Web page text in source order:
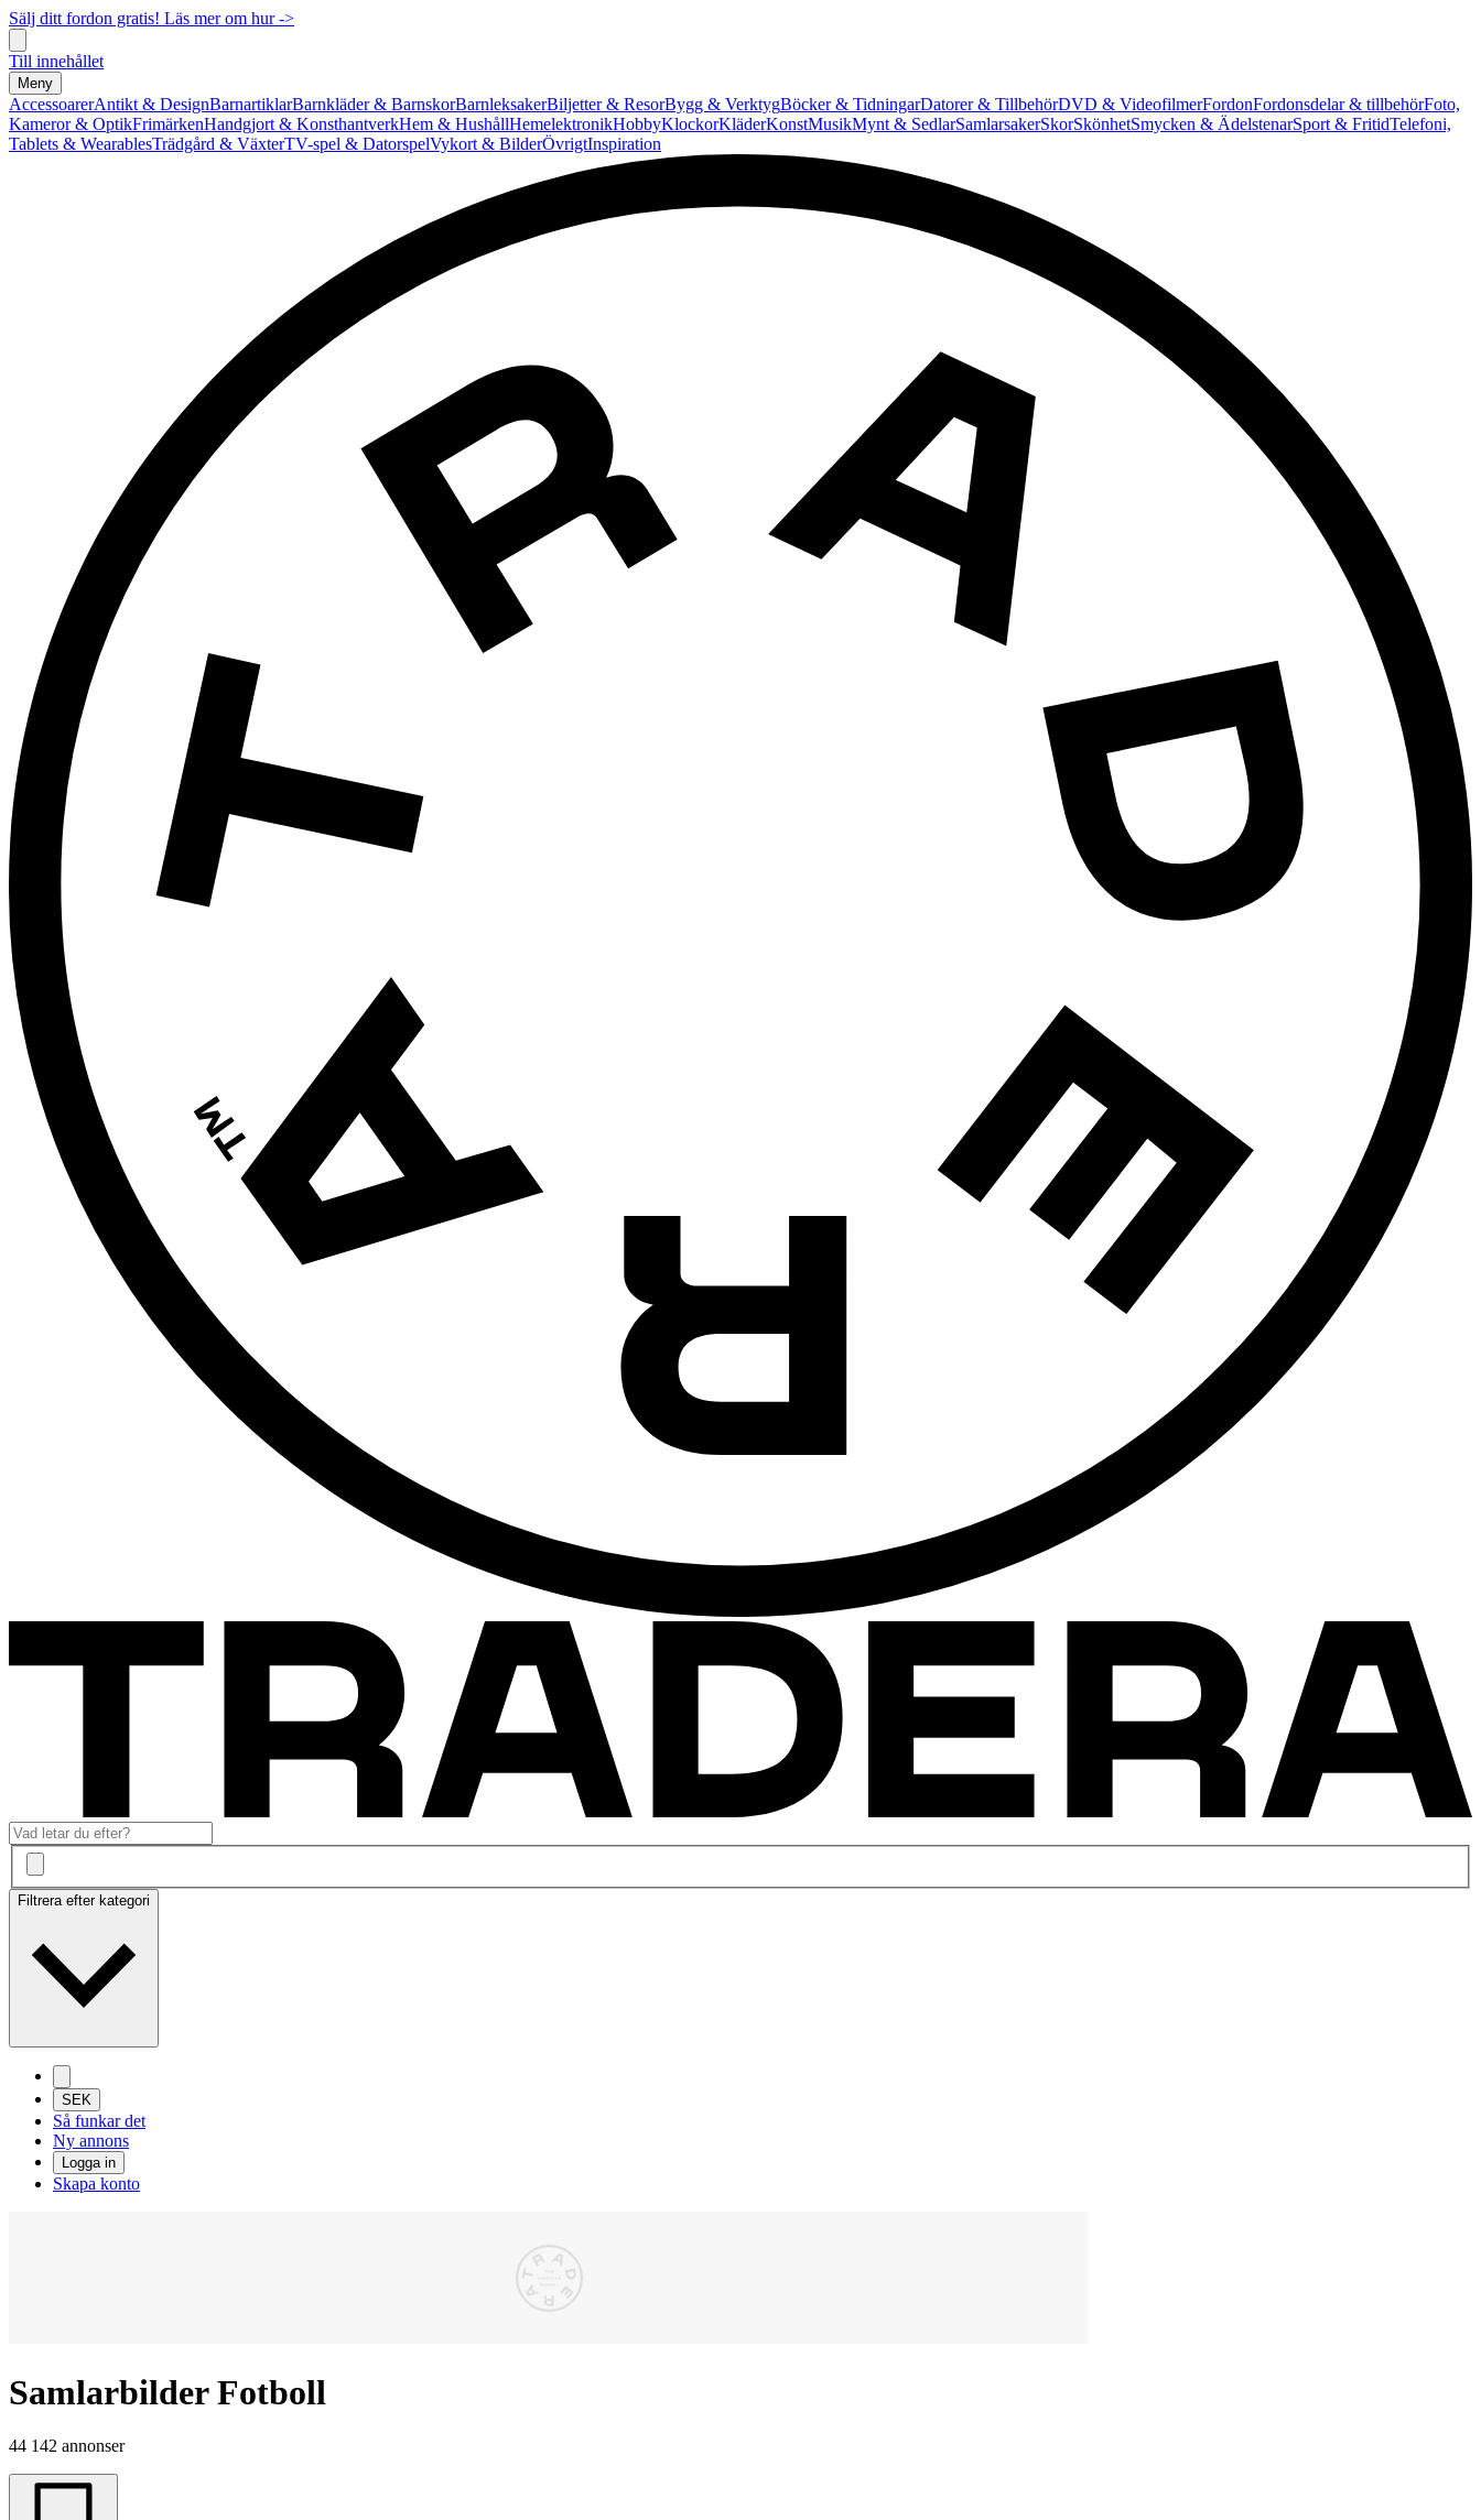
Sälj ditt fordon gratis! Läs mer om hur ->
Till innehållet
Meny
AccessoarerAntikt & DesignBarnartiklarBarnkläder & BarnskorBarnleksakerBiljetter & ResorBygg & VerktygBöcker & TidningarDatorer & TillbehörDVD & VideofilmerFordonFordonsdelar & tillbehörFoto,
Kameror & OptikFrimärkenHandgjort & KonsthantverkHem & HushållHemelektronikHobbyKlockorKläderKonstMusikMynt & SedlarSamlarsakerSkorSkönhetSmycken & ÄdelstenarSport & FritidTelefoni,
Tablets & WearablesTrädgård & VäxterTV-spel & DatorspelVykort & BilderÖvrigtInspiration
Filtrera efter kategori
SEK
Så funkar det
Ny annons
Logga in
Skapa konto
Samlarbilder Fotboll
44 142 annonser